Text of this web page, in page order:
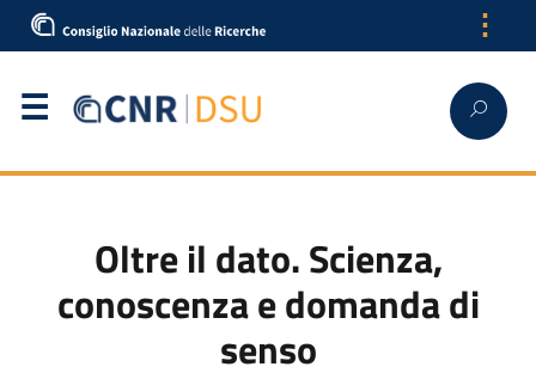
⋮
Oltre il dato. Scienza,
conoscenza e domanda di
senso